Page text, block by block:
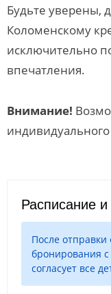
Будьте уверены,
Коломенскому
исключительно
впечатления.
Внимание!
Расписание
После
бронирования с
согласует все